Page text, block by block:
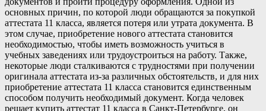
основных причин, по которой люди обращаются за покупкой
аттестата 11 класса, является потеря или утрата документа. В
этом случае, приобретение нового аттестата становится
необходимостью, чтобы иметь возможность учиться в
учебных заведениях или трудоустроиться на работу. Также,
некоторые люди сталкиваются с трудностями при получении
оригинала аттестата из-за различных обстоятельств, и для них
приобретение аттестата 11 класса становится единственным
способом получить необходимый документ. Когда человек
решает купить аттестат 11 класса в Санкт-Петербурге, он